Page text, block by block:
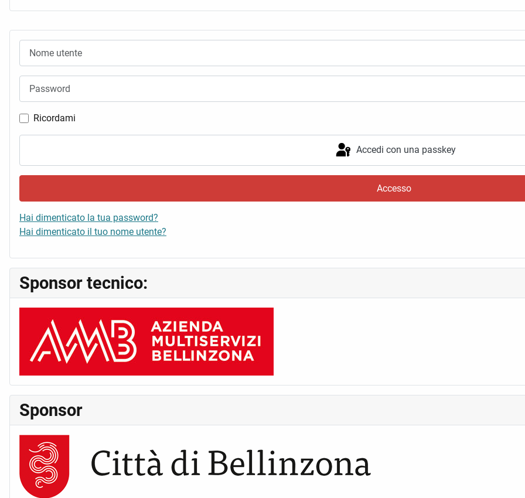
Ricordami
Accedi con una passkey
Accesso
Hai dimenticato la tua password?
Hai dimenticato il tuo nome utente?
Sponsor tecnico:
Sponsor